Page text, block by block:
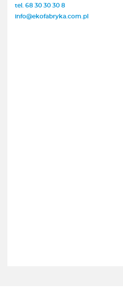
tel. 68 30 30 30 8
info@ekofabryka.com.pl